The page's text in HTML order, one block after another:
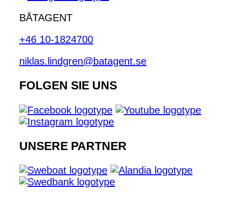
BÅTAGENT
+46 10-1824700
niklas.lindgren@batagent.se
FOLGEN SIE UNS
UNSERE PARTNER